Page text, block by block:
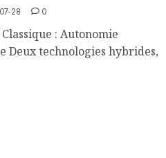
28 0
: Autonomie
Deux technologies hybrides,